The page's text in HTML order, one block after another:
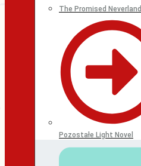
The Promised Neverland
Pozostałe Light Novel